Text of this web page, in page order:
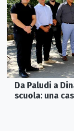
Da Paludi a
scuola: una